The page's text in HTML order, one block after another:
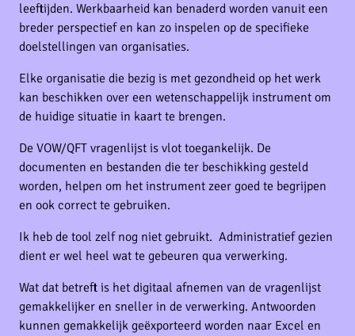
leeftijden. Werkbaarheid kan benaderd worden vanuit een
breder perspectief en kan zo inspelen op de specifieke
doelstellingen van organisaties.
Elke organisatie die bezig is met gezondheid op het werk
kan beschikken over een wetenschappelijk instrument om
de huidige situatie in kaart te brengen.
De VOW/QFT vragenlijst is vlot toegankelijk. De
documenten en bestanden die ter beschikking gesteld
worden, helpen om het instrument zeer goed te begrijpen
en ook correct te gebruiken.
Ik heb de tool zelf nog niet gebruikt. Administratief gezien
dient er wel heel wat te gebeuren qua verwerking.
Wat dat betreft is het digitaal afnemen van de vragenlijst
gemakkelijker en sneller in de verwerking. Antwoorden
kunnen gemakkelijk geëxporteerd worden naar Excel en